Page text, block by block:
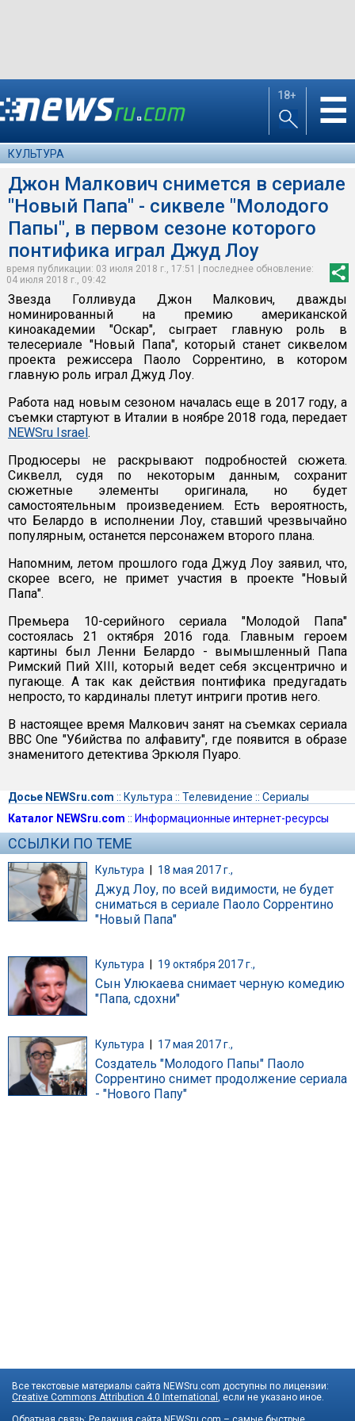
18+ ☰
КУЛЬТУРА
Джон Малкович снимется в сериале
"Новый Папа" - сиквеле "Молодого
Папы", в первом сезоне которого
понтифика играл Джуд Лоу
время публикации: 03 июля 2018 г., 17:51 | последнее обновление:
04 июля 2018 г., 09:42
Звезда Голливуда Джон Малкович, дважды
номинированный на премию американской
киноакадемии "Оскар", сыграет главную роль в
телесериале "Новый Папа", который станет сиквелом
проекта режиссера Паоло Соррентино, в котором
главную роль играл Джуд Лоу.
Работа над новым сезоном началась еще в 2017 году, а
съемки стартуют в Италии в ноябре 2018 года, передает
NEWSru Israel.
Продюсеры не раскрывают подробностей сюжета.
Сиквелл, судя по некоторым данным, сохранит
сюжетные элементы оригинала, но будет
самостоятельным произведением. Есть вероятность,
что Белардо в исполнении Лоу, ставший чрезвычайно
популярным, останется персонажем второго плана.
Напомним, летом прошлого года Джуд Лоу заявил, что,
скорее всего, не примет участия в проекте "Новый
Папа".
Премьера 10-серийного сериала "Молодой Папа"
состоялась 21 октября 2016 года. Главным героем
картины был Ленни Белардо - вымышленный Папа
Римский Пий XIII, который ведет себя эксцентрично и
пугающе. А так как действия понтифика предугадать
непросто, то кардиналы плетут интриги против него.
В настоящее время Малкович занят на съемках сериала
ВВС One "Убийства по алфавиту", где появится в образе
знаменитого детектива Эркюля Пуаро.
Досье NEWSru.com :: Культура :: Телевидение :: Сериалы
Каталог NEWSru.com :: Информационные интернет-ресурсы
ССЫЛКИ ПО ТЕМЕ
Культура 18 мая 2017 г.,
Джуд Лоу, по всей видимости, не будет
сниматься в сериале Паоло Соррентино
"Новый Папа"
Культура 19 октября 2017 г.,
Сын Улюкаева снимает черную комедию
"Папа, сдохни"
Культура | 17 мая 2017 г.,
Создатель "Молодого Папы" Паоло
Соррентино снимет продолжение сериала
- "Нового Папу"
Все текстовые материалы сайта NEWSru.com доступны по лицензии:
Creative Commons Attribution 4.0 International
, если не указано иное.